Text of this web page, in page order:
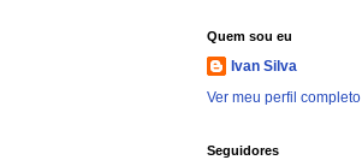
Quem sou eu
Ivan Silva
Ver meu perfil completo
Seguidores